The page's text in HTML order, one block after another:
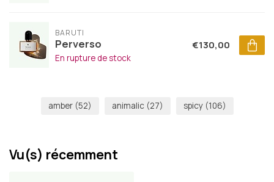
BARUTI
Perverso
En rupture de stock
€130,00
amber (52) animalic (27) spicy (106)
Vu(s) récemment